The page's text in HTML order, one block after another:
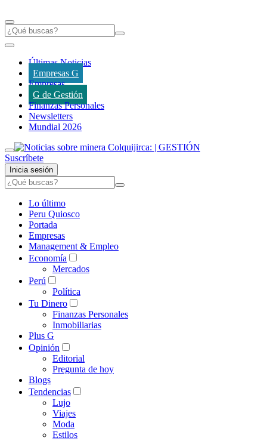
Últimas Noticias
Empresas G
Empresas
G de Gestión
Finanzas Personales
Newsletters
Mundial 2026
Suscríbete
Inicia sesión
Lo último
Peru Quiosco
Portada
Empresas
Management & Empleo
Economía
Mercados
Perú
Política
Tu Dinero
Finanzas Personales
Inmobiliarias
Plus G
Opinión
Editorial
Pregunta de hoy
Blogs
Tendencias
Lujo
Viajes
Moda
Estilos